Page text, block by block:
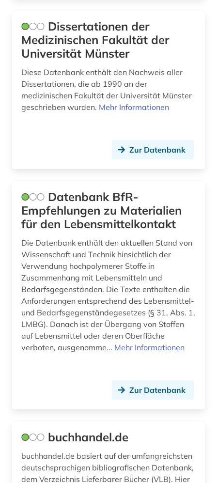
anthologie (18)
anthropologie (1)
antike (2)
antisemitismus (2)
antragsschrift (1)
anwendungsbeispiele (1)
apostolische pönitentiarie (1)
arbeit (3)
arbeiterbewegung (1)
arbeiterin (1)
arbeitgeberverband (1)
arbeitnehmervertretung (1)
arbeitsförderung (1)
arbeitsgerichtsgesetz (1)
arbeitsmarkt (2)
arbeitsmedizin (2)
Suedamerika (1)
Suedasien (1)
Suedostasien (1)
Suedosteuropa (4)
Ukraine (4)
Ungarn (8)
Vatikanstadt (1)
Dissertationen der
Medizinischen Fakultät der
Universität Münster
Diese Datenbank enthält den Nachweis aller
Dissertationen, die ab 1990 an der
medizinischen Fakultät der Universität Münster
geschrieben wurden. Mehr Informationen
Zur Datenbank
Datenbank BfR-
Empfehlungen zu Materialien
für den Lebensmittelkontakt
Die Datenbank enthält den aktuellen Stand von
Wissenschaft und Technik hinsichtlich der
Verwendung hochpolymerer Stoffe in
Zusammenhang mit Lebensmitteln und
Bedarfsgegenständen. Die Texte enthalten die
Anforderungen entsprechend des Lebensmittel-
und Bedarfsgegenständegesetzes (§ 31, Abs. 1,
LMBG). Danach ist der Übergang von Stoffen
auf Lebensmittel oder deren Oberfläche
verboten, ausgenomme... Mehr Informationen
Zur Datenbank
buchhandel.de
buchhandel.de basiert auf der umfangreichsten
deutschsprachigen bibliografischen Datenbank,
dem Verzeichnis Lieferbarer Bücher (VLB). Hier